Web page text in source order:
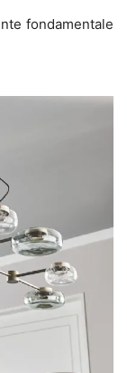
fondamentale